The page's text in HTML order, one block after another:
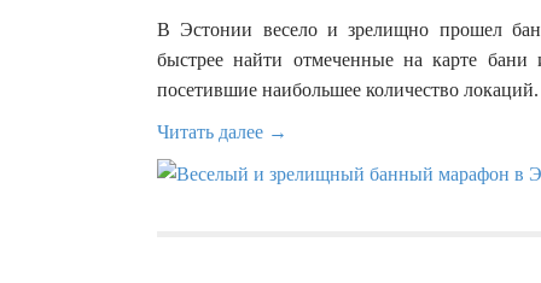
В Эстонии весело и зрелищно прошел
быстрее найти отмеченные на карте
посетившие наибольшее количество локаций.
Читать далее →